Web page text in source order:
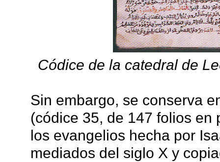
Códice de la catedral de
Sin embargo, se conserva
(códice 35, de 147 folios en
los evangelios hecha por
mediados del siglo X y